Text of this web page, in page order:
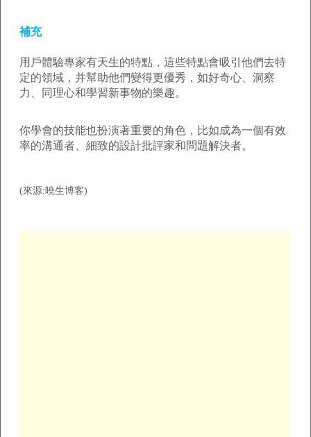
補充
用戶體驗專家有天生的特點，這些特點會吸引他們去特
定的領域，并幫助他們變得更優秀，如好奇心、洞察
力、同理心和學習新事物的樂趣。
你學會的技能也扮演著重要的角色，比如成為一個有效
率的溝通者、細致的設計批評家和問題解決者。
(來源:曉生博客)